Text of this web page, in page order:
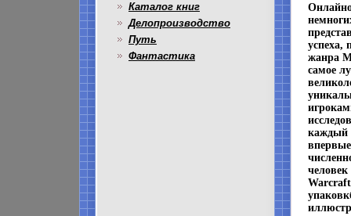
Каталог книг
Делопроизводство
Путь
Фантастика
успеха,
жанра
самое
каждый